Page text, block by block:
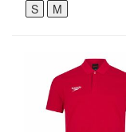
S M